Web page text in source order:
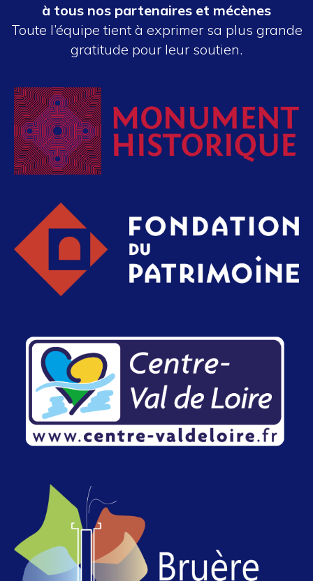
à tous nos partenaires et mécènes
Toute l’équipe tient à exprimer sa plus grande
gratitude pour leur soutien.